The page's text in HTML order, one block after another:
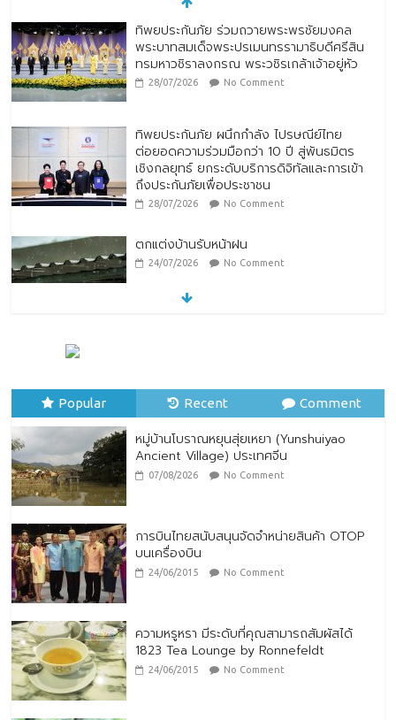
ทิพยประกันภัย ร่วมถวายพระพรชัยมงคล
พระบาทสมเด็จพระปรเมนทรรามาธิบดีศรีสิน
ทรมหาวชิราลงกรณ พระวชิรเกล้าเจ้าอยู่หัว
28/07/2026 No Comment
ทิพยประกันภัย ผนึกกำลัง ไปรษณีย์ไทย
ต่อยอดความร่วมมือกว่า 10 ปี สู่พันธมิตร
เชิงกลยุทธ์ ยกระดับบริการดิจิทัลและการเข้า
ถึงประกันภัยเพื่อประชาชน
28/07/2026 No Comment
ตกแต่งบ้านรับหน้าฝน
24/07/2026 No Comment
Popular Recent Comment
หมู่บ้านโบราณหยุนสุ่ยเหยา (Yunshuiyao
Ancient Village) ประเทศจีน
07/08/2026 No Comment
การบินไทยสนับสนุนจัดจำหน่ายสินค้า OTOP
บนเครื่องบิน
24/06/2015 No Comment
ความหรูหรา มีระดับที่คุณสามารถสัมผัสได้
1823 Tea Lounge by Ronnefeldt
24/06/2015 No Comment